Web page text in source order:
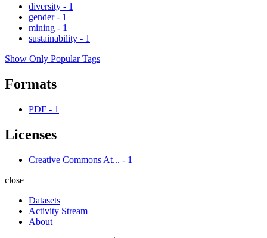
diversity - 1
gender - 1
mining - 1
sustainability - 1
Show Only Popular Tags
Formats
PDF - 1
Licenses
Creative Commons At... - 1
close
Datasets
Activity Stream
About